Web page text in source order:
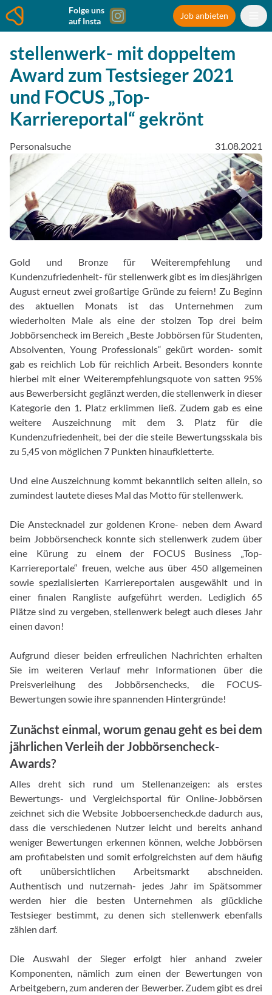
Folge uns
auf Insta
Job anbieten
stellenwerk- mit doppeltem
Award zum Testsieger 2021
und FOCUS „Top-
Karriereportal“ gekrönt
Personalsuche 31.08.2021
Gold und Bronze für Weiterempfehlung und
Kundenzufriedenheit- für stellenwerk gibt es im diesjährigen
August erneut zwei großartige Gründe zu feiern! Zu Beginn
des aktuellen Monats ist das Unternehmen zum
wiederholten Male als eine der stolzen Top drei beim
Jobbörsencheck im Bereich „Beste Jobbörsen für Studenten,
Absolventen, Young Professionals“ gekürt worden- somit
gab es reichlich Lob für reichlich Arbeit. Besonders konnte
hierbei mit einer Weiterempfehlungsquote von satten 95%
aus Bewerbersicht geglänzt werden, die stellenwerk in dieser
Kategorie den 1. Platz erklimmen ließ. Zudem gab es eine
weitere Auszeichnung mit dem 3. Platz für die
Kundenzufriedenheit, bei der die steile Bewertungsskala bis
zu 5,45 von möglichen 7 Punkten hinaufkletterte.
Und eine Auszeichnung kommt bekanntlich selten allein, so
zumindest lautete dieses Mal das Motto für stellenwerk.
Die Anstecknadel zur goldenen Krone- neben dem Award
beim Jobbörsencheck konnte sich stellenwerk zudem über
eine Kürung zu einem der FOCUS Business „Top-
Karriereportale“ freuen, welche aus über 450 allgemeinen
sowie spezialisierten Karriereportalen ausgewählt und in
einer finalen Rangliste aufgeführt werden. Lediglich 65
Plätze sind zu vergeben, stellenwerk belegt auch dieses Jahr
einen davon!
Aufgrund dieser beiden erfreulichen Nachrichten erhalten
Sie im weiteren Verlauf mehr Informationen über die
Preisverleihung des Jobbörsenchecks, die FOCUS-
Bewertungen sowie ihre spannenden Hintergründe!
Zunächst einmal, worum genau geht es bei dem
jährlichen Verleih der Jobbörsencheck-
Awards?
Alles dreht sich rund um Stellenanzeigen: als erstes
Bewertungs- und Vergleichsportal für Online-Jobbörsen
zeichnet sich die Website Jobboersencheck.de dadurch aus,
dass die verschiedenen Nutzer leicht und bereits anhand
weniger Bewertungen erkennen können, welche Jobbörsen
am profitabelsten und somit erfolgreichsten auf dem häufig
oft unübersichtlichen Arbeitsmarkt abschneiden.
Authentisch und nutzernah- jedes Jahr im Spätsommer
werden hier die besten Unternehmen als glückliche
Testsieger bestimmt, zu denen sich stellenwerk ebenfalls
zählen darf.
Die Auswahl der Sieger erfolgt hier anhand zweier
Komponenten, nämlich zum einen der Bewertungen von
Arbeitgebern, zum anderen der Bewerber. Zudem gibt es drei